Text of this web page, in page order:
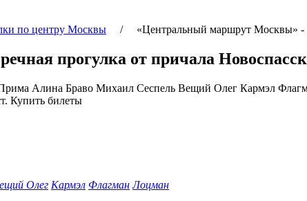
по центру Москвы / «Центральный маршрут Москвы» -
прогулка от причала
Алина Браво Михаил Сеспель Вещий Олег Кармэл
Купить билеты
Олег Кармэл Флагман Лоцман